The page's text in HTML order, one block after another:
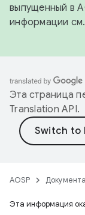
выпущенный в
информации см.
Эта страница
Translation API.
AOSP
Эта информация